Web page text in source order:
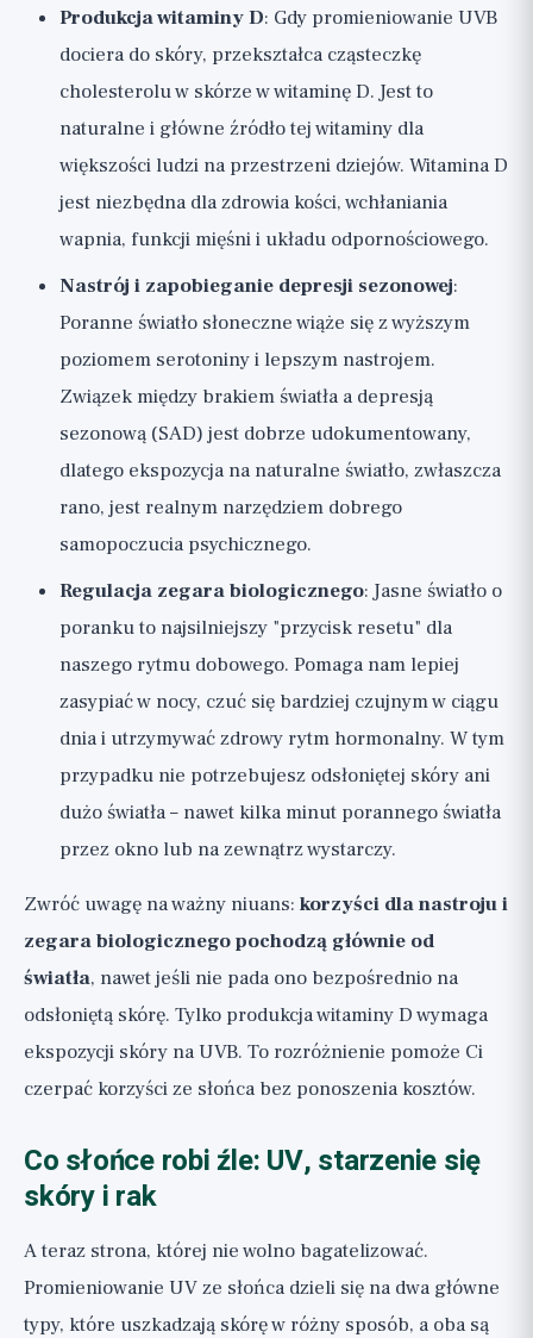
Produkcja witaminy D: Gdy promieniowanie UVB
dociera do skóry, przekształca cząsteczkę
cholesterolu w skórze w witaminę D. Jest to
naturalne i główne źródło tej witaminy dla
większości ludzi na przestrzeni dziejów. Witamina D
jest niezbędna dla zdrowia kości, wchłaniania
wapnia, funkcji mięśni i układu odpornościowego.
Nastrój i zapobieganie depresji sezonowej:
Poranne światło słoneczne wiąże się z wyższym
poziomem serotoniny i lepszym nastrojem.
Związek między brakiem światła a depresją
sezonową (SAD) jest dobrze udokumentowany,
dlatego ekspozycja na naturalne światło, zwłaszcza
rano, jest realnym narzędziem dobrego
samopoczucia psychicznego.
Regulacja zegara biologicznego: Jasne światło o
poranku to najsilniejszy "przycisk resetu" dla
naszego rytmu dobowego. Pomaga nam lepiej
zasypiać w nocy, czuć się bardziej czujnym w ciągu
dnia i utrzymywać zdrowy rytm hormonalny. W tym
przypadku nie potrzebujesz odsłoniętej skóry ani
dużo światła – nawet kilka minut porannego światła
przez okno lub na zewnątrz wystarczy.
Zwróć uwagę na ważny niuans: korzyści dla nastroju i
zegara biologicznego pochodzą głównie od
światła, nawet jeśli nie pada ono bezpośrednio na
odsłoniętą skórę. Tylko produkcja witaminy D wymaga
ekspozycji skóry na UVB. To rozróżnienie pomoże Ci
czerpać korzyści ze słońca bez ponoszenia kosztów.
Co słońce robi źle: UV, starzenie się
skóry i rak
A teraz strona, której nie wolno bagatelizować.
Promieniowanie UV ze słońca dzieli się na dwa główne
typy, które uszkadzają skórę w różny sposób, a oba są